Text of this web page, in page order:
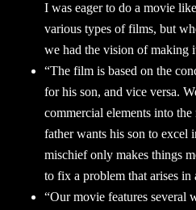
I was eager to do a movie
various types of films, but
we had the vision of making
“The film is based on the
for his son, and vice versa.
commercial elements into
father wants his son to excel
mischief only makes things
to fix a problem that arises in
“Our movie features several